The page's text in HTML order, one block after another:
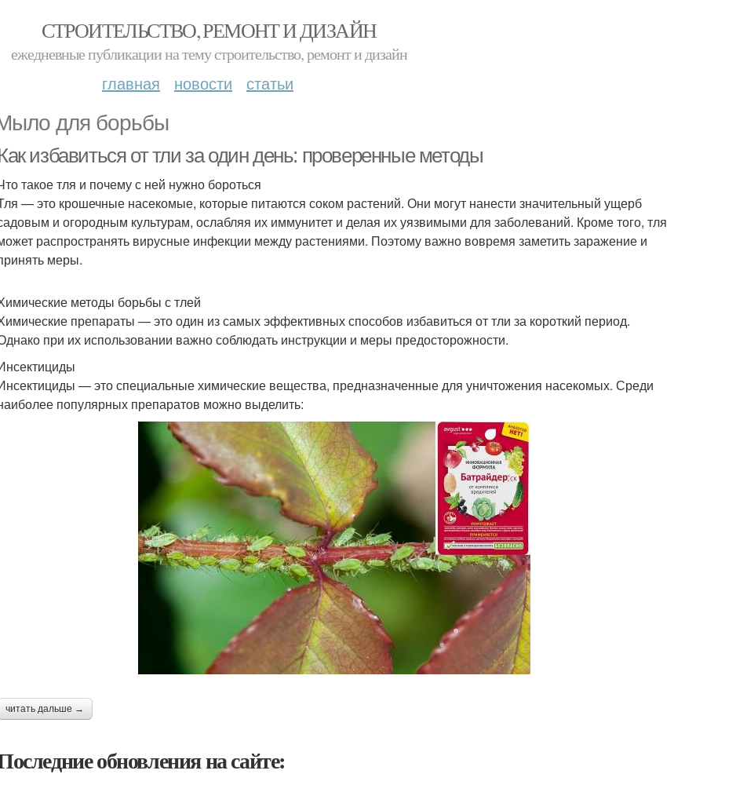
СТРОИТЕЛЬСТВО, РЕМОНТ И ДИЗАЙН
ежедневные публикации на тему строительство, ремонт и дизайн
главная новости статьи
для борьбы
избавиться от тли за один день: проверенные методы
такое тля и почему с ней нужно бороться
— это крошечные насекомые, которые питаются соком растений. Они могут нанести значительный ущерб
и огородным культурам, ослабляя их иммунитет и делая их уязвимыми для заболеваний. Кроме того, тля
распространять вирусные инфекции между растениями. Поэтому важно вовремя заметить заражение и
меры.
методы борьбы с тлей
препараты — это один из самых эффективных способов избавиться от тли за короткий период.
при их использовании важно соблюдать инструкции и меры предосторожности.
— это специальные химические вещества, предназначенные для уничтожения насекомых. Среди
популярных препаратов можно выделить:
читать дальше →
обновления на сайте: